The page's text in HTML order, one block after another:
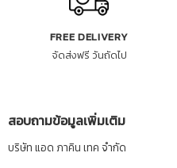
FREE DELIVERY
จัดส่งฟรี วันถัดไป
สอบถามข้อมูลเพิ่มเติม
บริษัท แอด ภาคิน เทค จำกัด